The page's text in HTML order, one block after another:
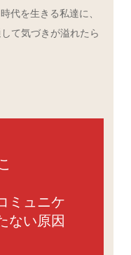
代を生きる私達に、
て気づきが溢れたら
ミュニケ
ない原因